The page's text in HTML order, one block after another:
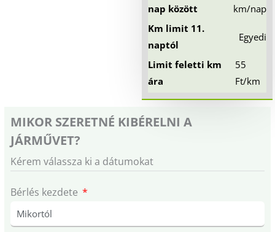
nap között
km/nap
Km limit 11.
naptól
Egyedi
Limit feletti km
ára
55
Ft/km
MIKOR SZERETNÉ KIBÉRELNI A
JÁRMŰVET?
Kérem válassza ki a dátumokat
Bérlés kezdete